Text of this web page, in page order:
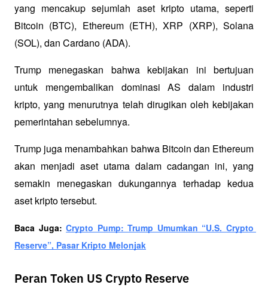
yang mencakup sejumlah aset kripto utama, seperti
Bitcoin (BTC), Ethereum (ETH), XRP (XRP), Solana
(SOL), dan Cardano (ADA).
Trump menegaskan bahwa kebijakan ini bertujuan
untuk mengembalikan dominasi AS dalam industri
kripto, yang menurutnya telah dirugikan oleh kebijakan
pemerintahan sebelumnya.
Trump juga menambahkan bahwa Bitcoin dan Ethereum
akan menjadi aset utama dalam cadangan ini, yang
semakin menegaskan dukungannya terhadap kedua
aset kripto tersebut.
Baca Juga: Crypto Pump: Trump Umumkan “U.S. Crypto
Reserve”, Pasar Kripto Melonjak
Peran Token US Crypto Reserve